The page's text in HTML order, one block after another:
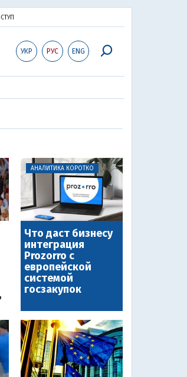
УКР РУС ENG
АНАЛИТИКА КОРОТКО
Что даст бизнесу
интеграция
Prozorro с
европейской
системой
госзакупок